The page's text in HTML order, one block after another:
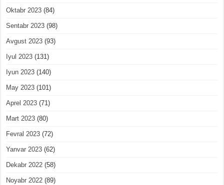
Oktabr 2023 (84)
Sentabr 2023 (98)
Avgust 2023 (93)
Iyul 2023 (131)
Iyun 2023 (140)
May 2023 (101)
Aprel 2023 (71)
Mart 2023 (80)
Fevral 2023 (72)
Yanvar 2023 (62)
Dekabr 2022 (58)
Noyabr 2022 (89)